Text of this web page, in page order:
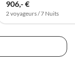
906,- €
2 voyageurs / 7 Nuits